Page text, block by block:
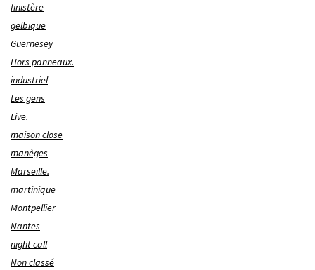
finistère
gelbique
Guernesey
Hors panneaux.
industriel
Les gens
Live.
maison close
manèges
Marseille.
martinique
Montpellier
Nantes
night call
Non classé